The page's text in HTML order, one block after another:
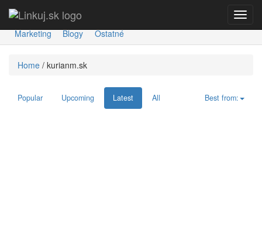
Spravodajstvo Ekonomika
Technológie
Marketing
Blogy Ostatné
Home / kurianm.sk
Popular Upcoming Latest All Best from: